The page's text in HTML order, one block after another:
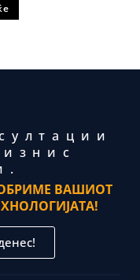
ВАШИОТ